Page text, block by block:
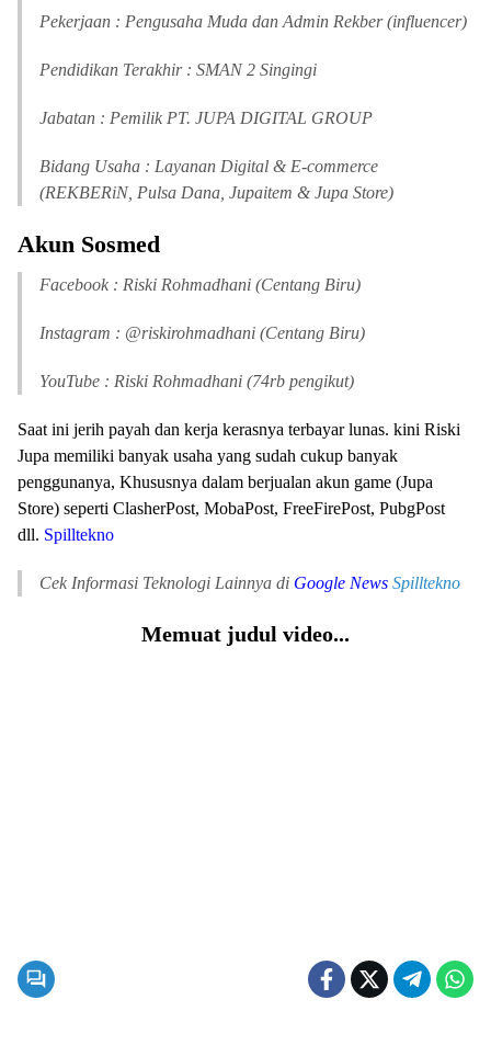
Pekerjaan : Pengusaha Muda dan Admin Rekber (influencer)
Pendidikan Terakhir : SMAN 2 Singingi
Jabatan : Pemilik PT. JUPA DIGITAL GROUP
Bidang Usaha : Layanan Digital & E-commerce
(REKBERiN, Pulsa Dana, Jupaitem & Jupa Store)
Akun Sosmed
Facebook : Riski Rohmadhani (Centang Biru)
Instagram : @riskirohmadhani (Centang Biru)
YouTube : Riski Rohmadhani (74rb pengikut)
Saat ini jerih payah dan kerja kerasnya terbayar lunas. kini Riski
Jupa memiliki banyak usaha yang sudah cukup banyak
penggunanya, Khususnya dalam berjualan akun game (Jupa
Store) seperti ClasherPost, MobaPost, FreeFirePost, PubgPost
dll. Spilltekno
Cek Informasi Teknologi Lainnya di Google News Spilltekno
Memuat judul video...